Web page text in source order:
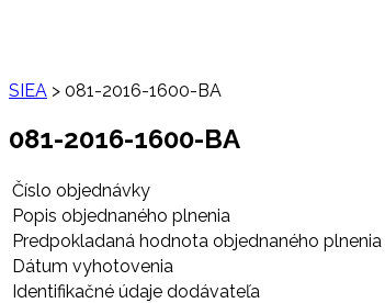
SIEA > 081-2016-1600-BA
081-2016-1600-BA
Číslo objednávky
Popis objednaného plnenia
Predpokladaná hodnota objednaného plnenia
Dátum vyhotovenia
Identifikačné údaje dodávateľa